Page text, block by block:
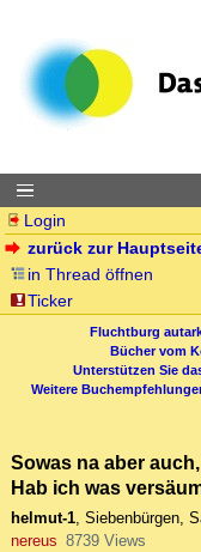
Login
zurück zur
in Thread öffnen
Ticker
Fluchtburg
Bücher vom
Unterstützen Sie
Weitere
Sowas na aber
Hab ich was
helmut-1, Siebenbürgen,
nereus 8739 Views